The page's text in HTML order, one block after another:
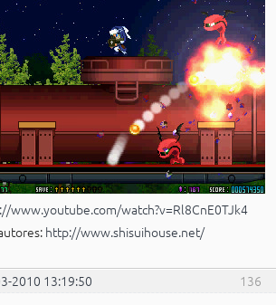
www.youtube.com/watch?v=Rl8CnE0TJk4
http://www.shisuihouse.net/
136
2010 13:19:50